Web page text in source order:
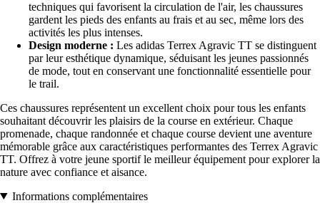
techniques qui favorisent la circulation de l'air, les chaussures
gardent les pieds des enfants au frais et au sec, même lors des
activités les plus intenses.
Design moderne : Les adidas Terrex Agravic TT se distinguent
par leur esthétique dynamique, séduisant les jeunes passionnés
de mode, tout en conservant une fonctionnalité essentielle pour
le trail.
Ces chaussures représentent un excellent choix pour tous les enfants
souhaitant découvrir les plaisirs de la course en extérieur. Chaque
promenade, chaque randonnée et chaque course devient une aventure
mémorable grâce aux caractéristiques performantes des Terrex Agravic
TT. Offrez à votre jeune sportif le meilleur équipement pour explorer la
nature avec confiance et aisance.
Informations complémentaires